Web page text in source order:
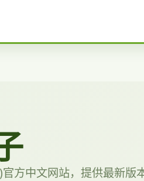
方中文网站，提供最新版